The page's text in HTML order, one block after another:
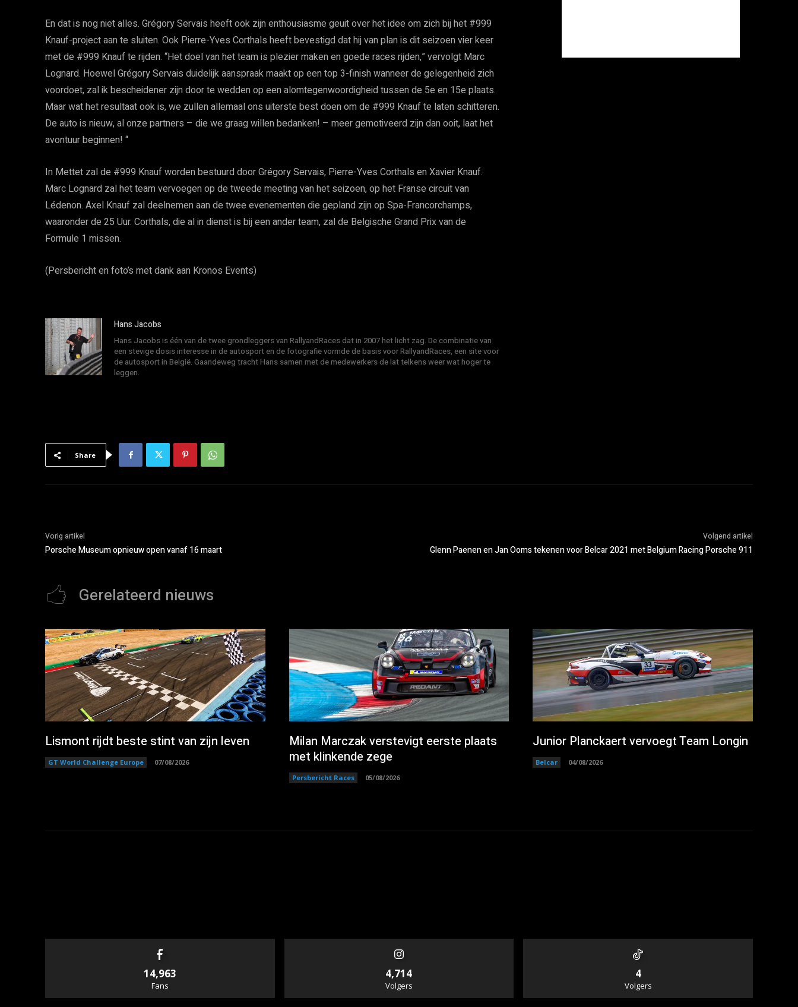
En dat is nog niet alles. Grégory Servais heeft ook zijn enthousiasme geuit over het idee om zich bij het #999
Knauf-project aan te sluiten. Ook Pierre-Yves Corthals heeft bevestigd dat hij van plan is dit seizoen vier keer
met de #999 Knauf te rijden. “Het doel van het team is plezier maken en goede races rijden,” vervolgt Marc
Lognard. Hoewel Grégory Servais duidelijk aanspraak maakt op een top 3-finish wanneer de gelegenheid zich
voordoet, zal ik bescheidener zijn door te wedden op een alomtegenwoordigheid tussen de 5e en 15e plaats.
Maar wat het resultaat ook is, we zullen allemaal ons uiterste best doen om de #999 Knauf te laten schitteren.
De auto is nieuw, al onze partners – die we graag willen bedanken! – meer gemotiveerd zijn dan ooit, laat het
avontuur beginnen! “
In Mettet zal de #999 Knauf worden bestuurd door Grégory Servais, Pierre-Yves Corthals en Xavier Knauf.
Marc Lognard zal het team vervoegen op de tweede meeting van het seizoen, op het Franse circuit van
Lédenon. Axel Knauf zal deelnemen aan de twee evenementen die gepland zijn op Spa-Francorchamps,
waaronder de 25 Uur. Corthals, die al in dienst is bij een ander team, zal de Belgische Grand Prix van de
Formule 1 missen.
(Persbericht en foto’s met dank aan Kronos Events)
Hans Jacobs
Hans Jacobs is één van de twee grondleggers van RallyandRaces dat in 2007 het licht zag. De combinatie van
een stevige dosis interesse in de autosport en de fotografie vormde de basis voor RallyandRaces, een site voor
de autosport in België. Gaandeweg tracht Hans samen met de medewerkers de lat telkens weer wat hoger te
leggen.
Share
Vorig artikel
Porsche Museum opnieuw open vanaf 16 maart
Volgend artikel
Glenn Paenen en Jan Ooms tekenen voor Belcar 2021 met Belgium Racing Porsche 911
Gerelateerd nieuws
Lismont rijdt beste stint van zijn leven
GT World Challenge Europe 07/08/2026
Milan Marczak verstevigt eerste plaats
met klinkende zege
Persbericht Races 05/08/2026
Junior Planckaert vervoegt Team Longin
Belcar 04/08/2026
14,963
Fans
4,714
Volgers
4
Volgers